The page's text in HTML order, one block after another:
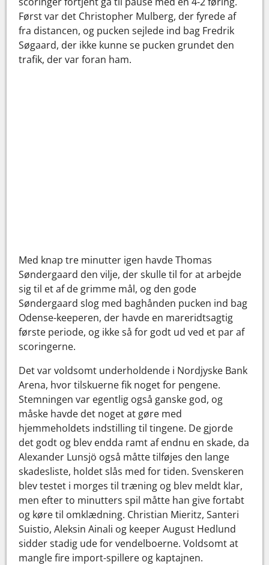
Først var det Christopher Mulberg, der fyrede af
fra distancen, og pucken sejlede ind bag Fredrik
Søgaard, der ikke kunne se pucken grundet den
trafik, der var foran ham.
Med knap tre minutter igen havde Thomas
Søndergaard den vilje, der skulle til for at arbejde
sig til et af de grimme mål, og den gode
Søndergaard slog med baghånden pucken ind bag
Odense-keeperen, der havde en mareridtsagtig
første periode, og ikke så for godt ud ved et par af
scoringerne.
Det var voldsomt underholdende i Nordjyske Bank
Arena, hvor tilskuerne fik noget for pengene.
Stemningen var egentlig også ganske god, og
måske havde det noget at gøre med
hjemmeholdets indstilling til tingene. De gjorde
det godt og blev endda ramt af endnu en skade, da
Alexander Lunsjö også måtte tilføjes den lange
skadesliste, holdet slås med for tiden. Svenskeren
blev testet i morges til træning og blev meldt klar,
men efter to minutters spil måtte han give fortabt
og køre til omklædning. Christian Mieritz, Santeri
Suistio, Aleksin Ainali og keeper August Hedlund
sidder stadig ude for vendelboerne. Voldsomt at
mangle fire import-spillere og kaptajnen.